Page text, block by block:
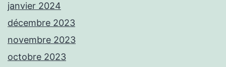
janvier 2024
décembre 2023
novembre 2023
octobre 2023